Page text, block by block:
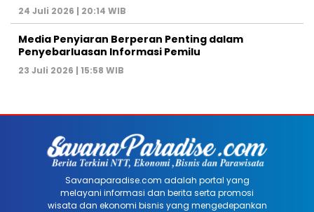
24 Juli 2026 | 20:14 WIB
Media Penyiaran Berperan Penting dalam
Penyebarluasan Informasi Pemilu
23 Juli 2026 | 15:58 WIB
Savanaparadise.com adalah portal yang
melayani informasi dan berita serta promosi
wisata dan ekonomi bisnis yang mengedepankan